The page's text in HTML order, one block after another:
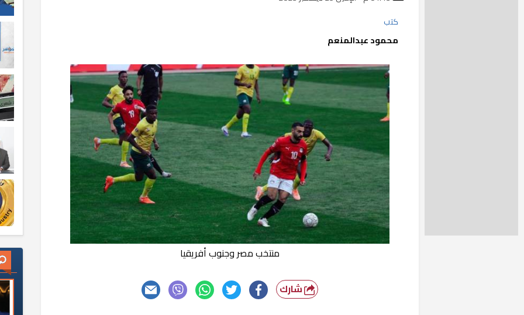
كتب
محمود عبدالمنعم
منتخب مصر وجنوب أفريقيا
شارك